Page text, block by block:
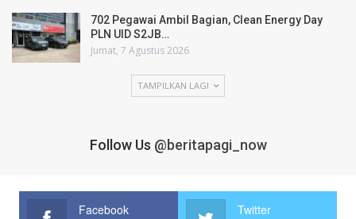
702 Pegawai Ambil Bagian, Clean Energy Day
PLN UID S2JB…
Jumat, 7 Agustus 2026
TAMPILKAN LAGI
Follow Us @beritapagi_now
Facebook Twitter